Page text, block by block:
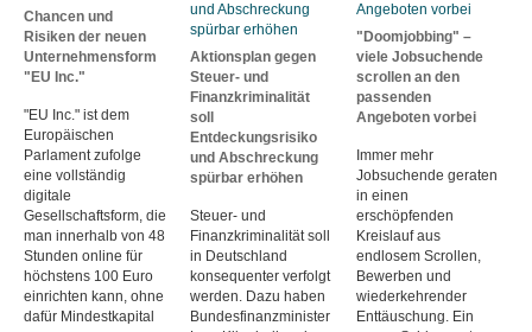
Chancen und
Risiken der neuen
Unternehmensform
"EU Inc."
"EU Inc." ist dem
Europäischen
Parlament zufolge
eine vollständig
digitale
Gesellschaftsform, die
man innerhalb von 48
Stunden online für
höchstens 100 Euro
einrichten kann, ohne
dafür Mindestkapital
Aktionsplan gegen
Steuer- und
Finanzkriminalität
soll
Entdeckungsrisiko
und Abschreckung
spürbar erhöhen
Steuer- und
Finanzkriminalität soll
in Deutschland
konsequenter verfolgt
werden. Dazu haben
Bundesfinanzminister
"Doomjobbing" –
viele Jobsuchende
scrollen an den
passenden
Angeboten vorbei
Immer mehr
Jobsuchende geraten
in einen
erschöpfenden
Kreislauf aus
endlosem Scrollen,
Bewerben und
wiederkehrender
Enttäuschung. Ein